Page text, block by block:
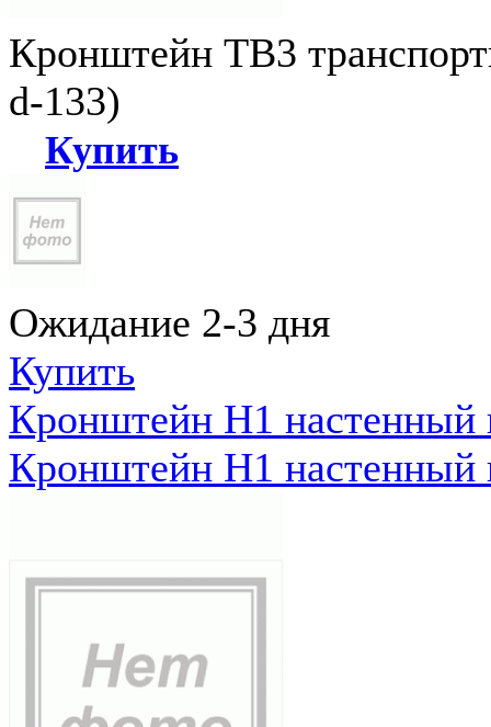
Кронштейн ТВ3
d-133)
Купить
Ожидание 2-3 дня
Купить
Кронштейн Н1
Кронштейн Н1